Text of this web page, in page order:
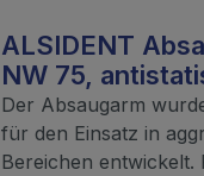
ALSIDENT
NW 75,
Der Absaugarm
für den Einsatz in
Bereichen entwickelt.